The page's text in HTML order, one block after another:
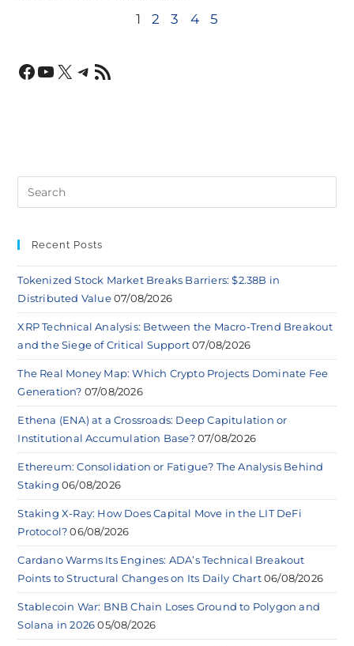
1 2 3 4 5
Recent Posts
Tokenized Stock Market Breaks Barriers: $2.38B in
Distributed Value 07/08/2026
XRP Technical Analysis: Between the Macro-Trend Breakout
and the Siege of Critical Support 07/08/2026
The Real Money Map: Which Crypto Projects Dominate Fee
Generation? 07/08/2026
Ethena (ENA) at a Crossroads: Deep Capitulation or
Institutional Accumulation Base? 07/08/2026
Ethereum: Consolidation or Fatigue? The Analysis Behind
Staking 06/08/2026
Staking X-Ray: How Does Capital Move in the LIT DeFi
Protocol? 06/08/2026
Cardano Warms Its Engines: ADA’s Technical Breakout
Points to Structural Changes on Its Daily Chart 06/08/2026
Stablecoin War: BNB Chain Loses Ground to Polygon and
Solana in 2026 05/08/2026